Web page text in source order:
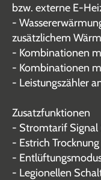
bzw. externe E-
-
zusätzlichem
- Kombinationen
- Kombinationen
- Leistungszähler
Zusatzfunktionen
- Stromtarif Signal
- Estrich Trocknung
-
- Legionellen